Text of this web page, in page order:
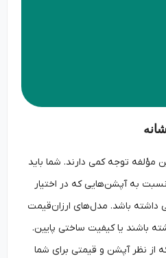
توجه کمی دارند. شما باید
به آپشن‌هایی که در اختیار
باشد. مدل‌های ارزان‌قیمت
یا کیفیت ساختی پایین.
آپشن و قیمتی برای شما